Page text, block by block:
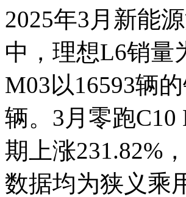
2025年3月新能
中，理想L6销量
M03以16593辆
辆。3月零跑
期上涨231.82%
数据均为狭义乘